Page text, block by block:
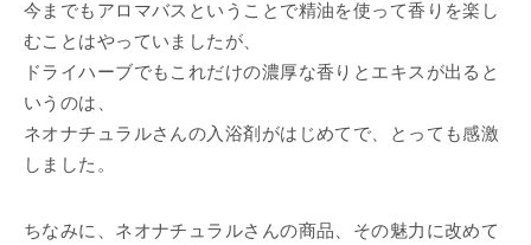
今までもアロマバスということで精油を使って香りを楽し
むことはやっていましたが、
ドライハーブでもこれだけの濃厚な香りとエキスが出ると
いうのは、
ネオナチュラルさんの入浴剤がはじめてで、とっても感激
しました。
ちなみに、ネオナチュラルさんの商品、その魅力に改めて